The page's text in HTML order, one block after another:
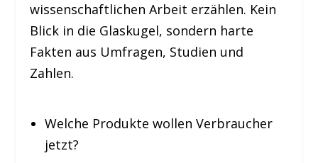
wissenschaftlichen Arbeit erzählen. Kein
Blick in die Glaskugel, sondern harte
Fakten aus Umfragen, Studien und
Zahlen.
Welche Produkte wollen Verbraucher
jetzt?